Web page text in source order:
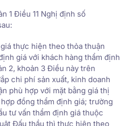
1 Điều 11 Nghị định số
thực hiện theo thỏa thuận
giá với khách hàng thẩm định
2, khoản 3 Điều này trên
chi phí sản xuất, kinh doanh
phù hợp với mặt bằng giá thị
đồng thẩm định giá; trường
tư vấn thẩm định giá thuộc
Đấu thầu thì thực hiện theo